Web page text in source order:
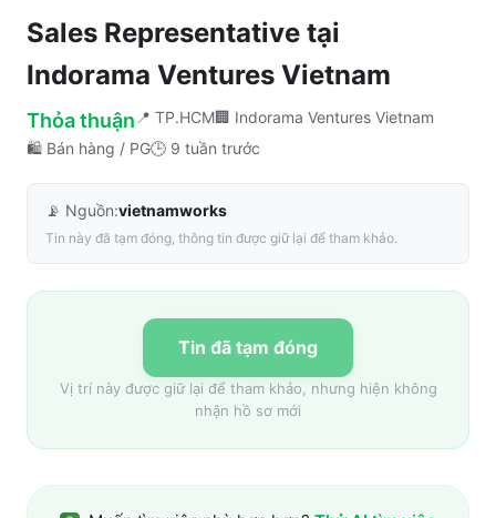
Sales Representative tại
Indorama Ventures Vietnam
Thỏa thuận 📍 TP.HCM🏢 Indorama Ventures Vietnam
🛍️ Bán hàng / PG🕒 9 tuần trước
📡 Nguồn:vietnamworks
Tin này đã tạm đóng, thông tin được giữ lại để tham khảo.
Tin đã tạm đóng
Vị trí này được giữ lại để tham khảo, nhưng hiện không
nhận hồ sơ mới